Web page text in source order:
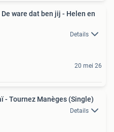
ware dat ben jij - Helen en
Details
20 mei 26
- Tournez Manèges (Single)
Details